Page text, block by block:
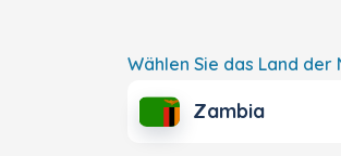
Wählen Sie das Land der
Zambia